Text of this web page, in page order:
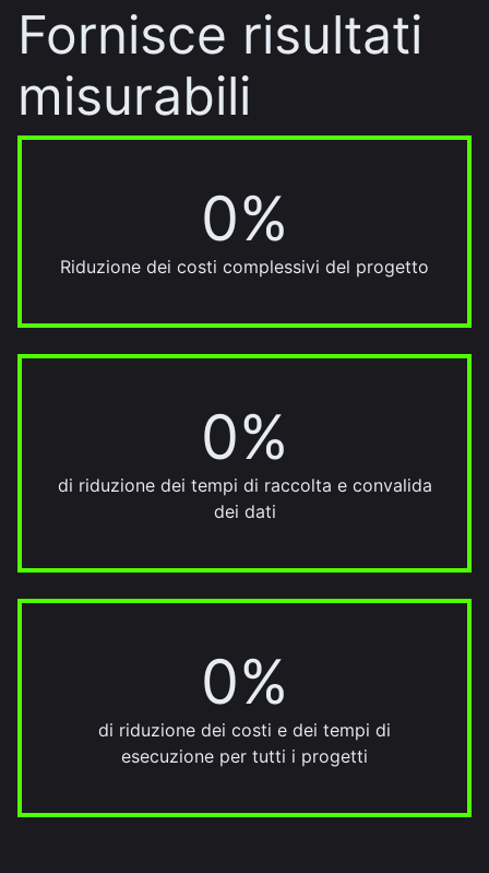
Fornisce risultati
misurabili
0%
30%
Riduzione dei costi complessivi del progetto
0%
20%
di riduzione dei tempi di raccolta e convalida
dei dati
0%
30%
di riduzione dei costi e dei tempi di
esecuzione per tutti i progetti